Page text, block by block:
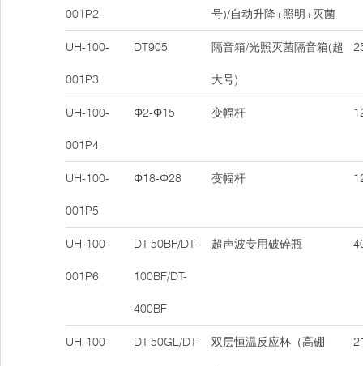
001P2 号)/自动升降+照明+灭菌
UH-100-
001P3
DT905 隔音箱/光照灭菌隔音箱(超
大号)
UH-100-
001P4
Φ2-Φ15 变幅杆
UH-100-
001P5
Φ18-Φ28 变幅杆
UH-100-
001P6
DT-50BF/DT-
100BF/DT-
400BF
超声波专用破碎瓶
UH-100- DT-50GL/DT- 双层恒温反应杯（高硼